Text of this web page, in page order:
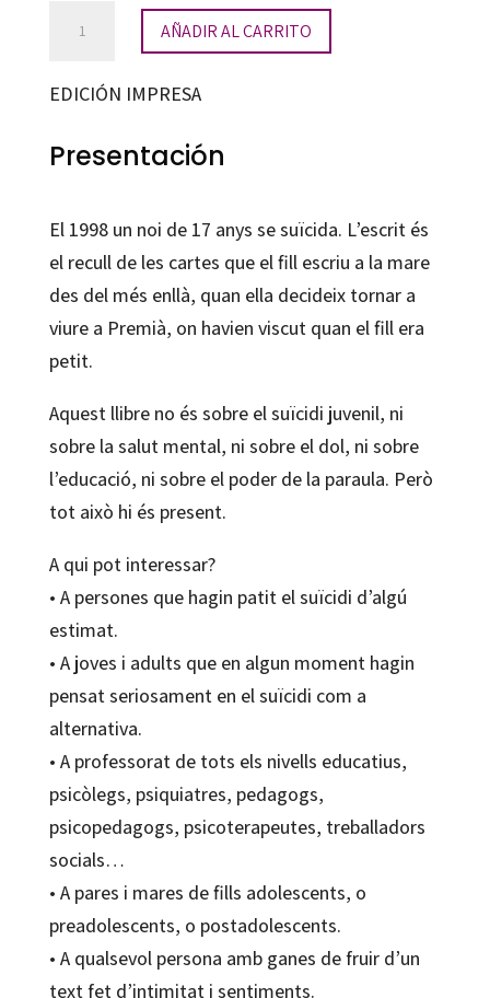
la
cantidad
AÑADIR AL CARRITO
EDICIÓN IMPRESA
Presentación
El 1998 un noi de 17 anys se suïcida. L’escrit és
el recull de les cartes que el fill escriu a la mare
des del més enllà, quan ella decideix tornar a
viure a Premià, on havien viscut quan el fill era
petit.
Aquest llibre no és sobre el suïcidi juvenil, ni
sobre la salut mental, ni sobre el dol, ni sobre
l’educació, ni sobre el poder de la paraula. Però
tot això hi és present.
A qui pot interessar?
• A persones que hagin patit el suïcidi d’algú
estimat.
• A joves i adults que en algun moment hagin
pensat seriosament en el suïcidi com a
alternativa.
• A professorat de tots els nivells educatius,
psicòlegs, psiquiatres, pedagogs,
psicopedagogs, psicoterapeutes, treballadors
socials…
• A pares i mares de fills adolescents, o
preadolescents, o postadolescents.
• A qualsevol persona amb ganes de fruir d’un
text fet d’intimitat i sentiments.